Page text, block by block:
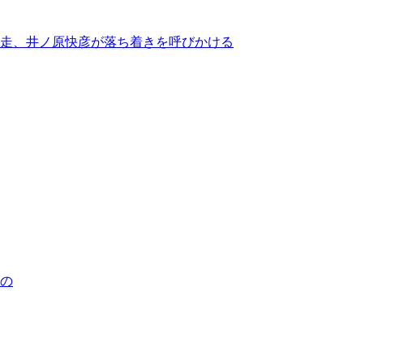
、井ノ原快彦が落ち着きを呼びかける